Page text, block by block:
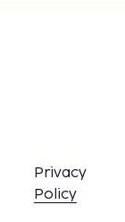
voi käyttää
Privacy
Policy